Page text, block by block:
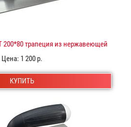
200*80 трапеция из нержавеющей
стали
Цена: 1 200 р.
КУПИТЬ